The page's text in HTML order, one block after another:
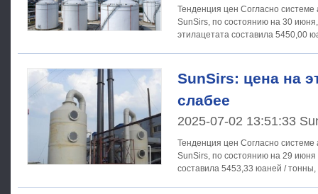
Тенденция цен Согласно системе анализа товарного рынка
SunSirs, по состоянию на 30
этилацетата составила 5450,00
SunSirs: цена на
слабее
2025-07-02 13:51:33
Тенденция цен Согласно системе анализа товарного рынка
SunSirs, по состоянию на 29 июня
составила 5453,33 юаней /